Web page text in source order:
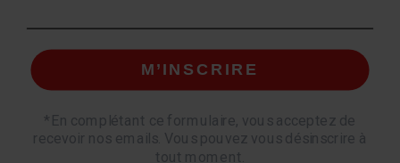
© EAFIT 2026 | Secure Payment | *AFNOR NF EN 17444 Standard. See product
sheet.
M’INSCRIRE
* En complétant ce formulaire, vous acceptez de
recevoir nos emails. Vous pouvez vous désinscrire à
tout moment.